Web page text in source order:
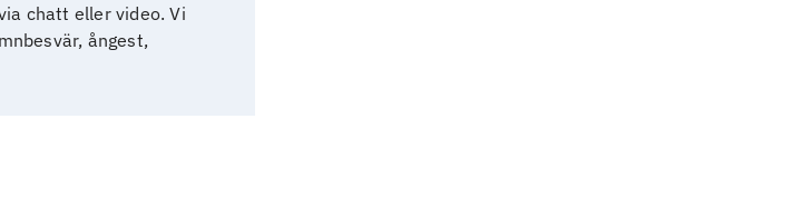
chatt eller video. Vi
ångest,